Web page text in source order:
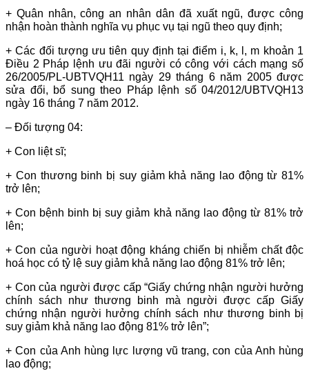
+ Quân nhân, công an nhân dân đã xuất ngũ, được công
nhận hoàn thành nghĩa vụ phục vụ tại ngũ theo quy định;
+ Các đối tượng ưu tiên quy định tại điểm i, k, l, m khoản 1
Điều 2 Pháp lệnh ưu đãi người có công với cách mạng số
26/2005/PL-UBTVQH11 ngày 29 tháng 6 năm 2005 được
sửa đổi, bổ sung theo Pháp lệnh số 04/2012/UBTVQH13
ngày 16 tháng 7 năm 2012.
– Đối tượng 04:
+ Con liệt sĩ;
+ Con thương binh bị suy giảm khả năng lao động từ 81%
trở lên;
+ Con bệnh binh bị suy giảm khả năng lao động từ 81% trở
lên;
+ Con của người hoạt động kháng chiến bị nhiễm chất độc
hoá học có tỷ lệ suy giảm khả năng lao động 81% trở lên;
+ Con của người được cấp “Giấy chứng nhận người hưởng
chính sách như thương binh mà người được cấp Giấy
chứng nhận người hưởng chính sách như thương binh bị
suy giảm khả năng lao động 81% trở lên”;
+ Con của Anh hùng lực lượng vũ trang, con của Anh hùng
lao động;